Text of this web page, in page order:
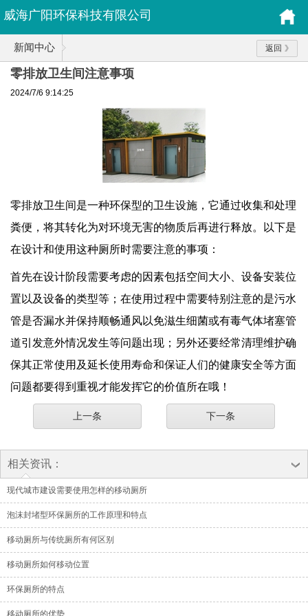
威海广阳环保科技有限公司
新闻中心 返回
零排放卫生间注意事项
2024/7/6 9:14:25
零排放卫生间是一种环保型的卫生设施，它通过收集和处理
粪便，将其转化为对环境无害的物质后再进行释放。以下是
在设计和使用这种厕所时需要注意的事项：
首先在设计阶段需要考虑的因素包括空间大小、设备安装位
置以及设备的类型等；在使用过程中需要特别注意的是污水
管是否漏水并保持顺畅通风以免滋生细菌或有毒气体堵塞管
道引发意外情况发生等问题出现；另外还要经常清理维护确
保其正常使用及延长使用寿命和保证人们的健康安全等方面
问题都要得到重视才能发挥它的价值所在哦！
上一条 下一条
相关资讯：
现代城市建设需要使用怎样的移动厕所
泡沫封堵型环保厕所的工作原理和特点
移动厕所与传统厕所有何区别
移动厕所如何移动位置
环保厕所的特点
移动厕所的优势